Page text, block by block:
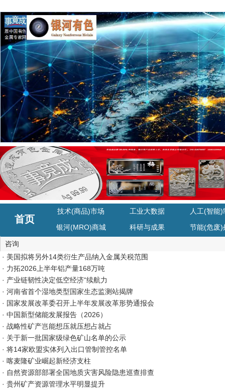
首页
技术(商品)市场 工业大数据
人工(智能)
银河(MRO)商城
科研与成果 节能(危废)
咨询
· 美国拟将另外14类衍生产品纳入金属关税范围
· 力拓2026上半年铝产量168万吨
· 产业链韧性决定低空经济“续航力
· 河南省首个湿地类型国家生态监测站揭牌
· 国家发展改革委召开上半年发展改革形势通报会
· 中国新型储能发展报告（2026）
· 战略性矿产岂能想压就压想占就占
· 关于新一批国家级绿色矿山名单的公示
· 将14家欧盟实体列入出口管制管控名单
· 喀麦隆矿业崛起新经济支柱
· 自然资源部部署全国地质灾害风险隐患巡查排查
· 贵州矿产资源管理水平明显提升